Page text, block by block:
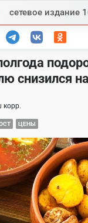
сетевое издание
снизился
корр.
ЦЕНЫ